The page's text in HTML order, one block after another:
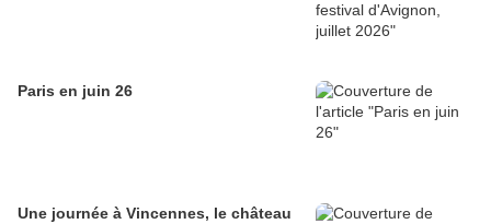
Paris en juin 26
Une journée à Vincennes, le château